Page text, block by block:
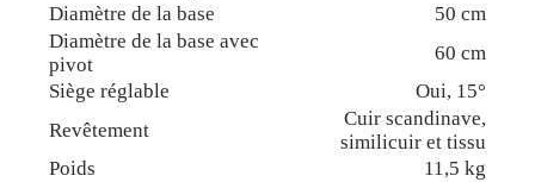
Diamètre de la base
50 cm
Diamètre de la base avec
pivot
60 cm
Siège réglable
Oui, 15°
Revêtement
Cuir scandinave,
similicuir et tissu
Poids
11,5 kg